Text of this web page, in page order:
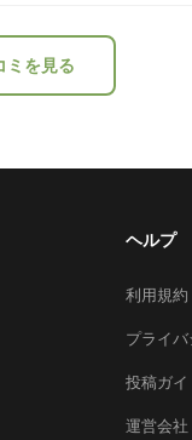
ミを見る
ヘルプ
利用規約
プライ
投稿ガイ
運営会社